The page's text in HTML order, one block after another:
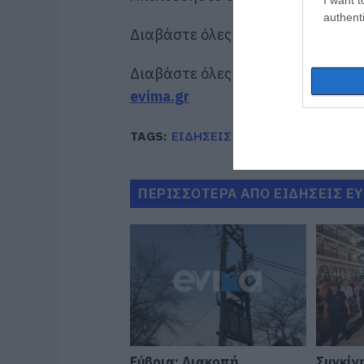
Διαβάστε όλες τις
Διαβάστε όλες τις τελευταίες
evima.gr
TAGS: ΕΙΔΗΣΕΙΣ
ΠΕΡΙΣΣΟΤΕΡΑ ΑΠΟ ΕΙΔΗΣΕΙΣ